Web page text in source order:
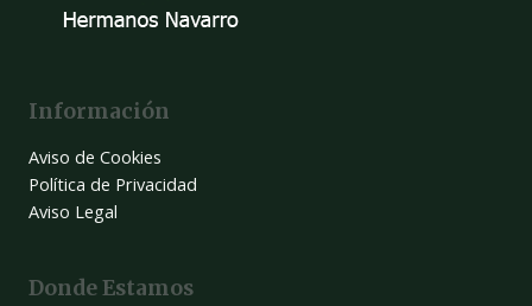
Información
Aviso de Cookies
Política de Privacidad
Aviso Legal
Donde Estamos